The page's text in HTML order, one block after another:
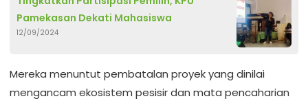
Pamekasan Dekati Mahasiswa
12/09/2024
Mereka menuntut pembatalan proyek yang dinilai
mengancam ekosistem pesisir dan mata pencaharian